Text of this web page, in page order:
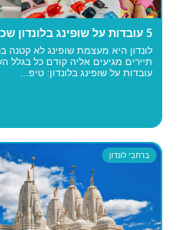
5 עובדות על שופינג בלונדון שכנראה לא ידעתם
לונדון היא מעצמת שופינג לא קטנה
תיירים מגיעים אליה קודם כל בגלל
עובדות על שופינג בלונדון: טיפ...
ברחבי לונדון